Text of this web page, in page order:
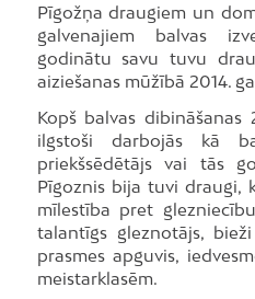
Pīgožņa draugiem un
galvenajiem balvas
godinātu savu tuvu
aiziešanas mūžībā 2014.
Kopš balvas dibināšanas
ilgstoši darbojās kā
priekšsēdētājs vai tās
Pīgoznis bija tuvi draugi,
mīlestība pret
talantīgs gleznotājs,
prasmes apguvis,
meistarklasēm.